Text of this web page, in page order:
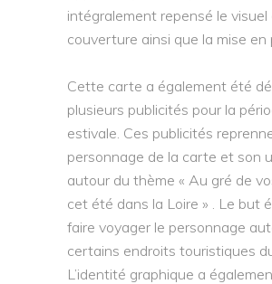
intégralement repensé le visuel
couverture ainsi que la mise en
Cette carte a également été
plusieurs publicités pour la
estivale. Ces publicités
personnage de la carte et son
autour du thème « Au gré de
cet été dans la Loire » . Le but
faire voyager le personnage
certains endroits touristiques
L’identité graphique a